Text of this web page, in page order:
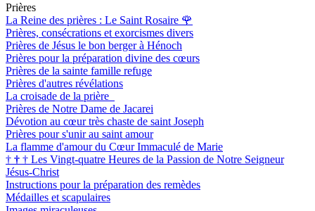
Prières
La Reine des prières : Le Saint Rosaire 🌹
Prières, consécrations et exorcismes divers
Prières de Jésus le bon berger à Hénoch
Prières pour la préparation divine des cœurs
Prières de la sainte famille refuge
Prières d'autres révélations
La croisade de la prière
Prières de Notre Dame de Jacarei
Dévotion au cœur très chaste de saint Joseph
Prières pour s'unir au saint amour
La flamme d'amour du Cœur Immaculé de Marie
† † † Les Vingt-quatre Heures de la Passion de Notre Seigneur
Jésus-Christ
Instructions pour la préparation des remèdes
Médailles et scapulaires